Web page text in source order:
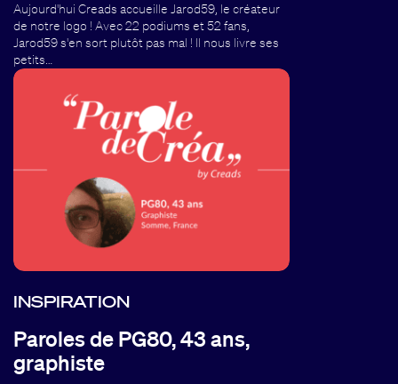
Aujourd'hui Creads accueille Jarod59, le créateur
de notre logo ! Avec 22 podiums et 52 fans,
Jarod59 s'en sort plutôt pas mal ! Il nous livre ses
petits…
INSPIRATION
Paroles de PG80, 43 ans,
graphiste